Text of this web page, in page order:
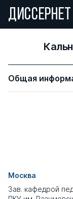
ДИССЕРНЕТ
Общая
Москва
Зав. кафедрой